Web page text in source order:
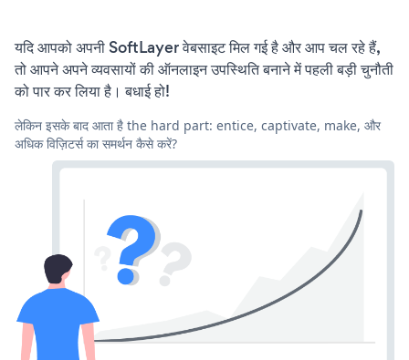
यदि आपको अपनी SoftLayer वेबसाइट मिल गई है और आप चल रहे हैं,
तो आपने अपने व्यवसायों की ऑनलाइन उपस्थिति बनाने में पहली बड़ी चुनौती
को पार कर लिया है। बधाई हो!
लेकिन इसके बाद आता है the hard part: entice, captivate, make, और
अधिक विज़िटर्स का समर्थन कैसे करें?